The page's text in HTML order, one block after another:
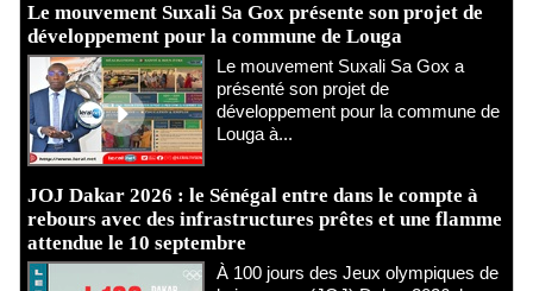
Le mouvement Suxali Sa Gox présente son projet de
développement pour la commune de Louga
Le mouvement Suxali Sa Gox a
présenté son projet de
développement pour la commune de
Louga à...
JOJ Dakar 2026 : le Sénégal entre dans le compte à
rebours avec des infrastructures prêtes et une flamme
attendue le 10 septembre
À 100 jours des Jeux olympiques de